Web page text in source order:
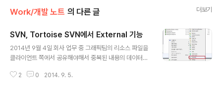
Work/개발 노트 의 다른 글 더보기
SVN, Tortoise SVN에서 External 기능
2014년 9월 4일 회사 업무 중 그래픽팀의 리소스 파일을
클라이언트 쪽에서 공유해야해서 중복된 내용의 데이터가
를 최소화 하기 위해서 그래픽 팀의 리소스 폴더를 원본으
2 0 2014. 9. 5.